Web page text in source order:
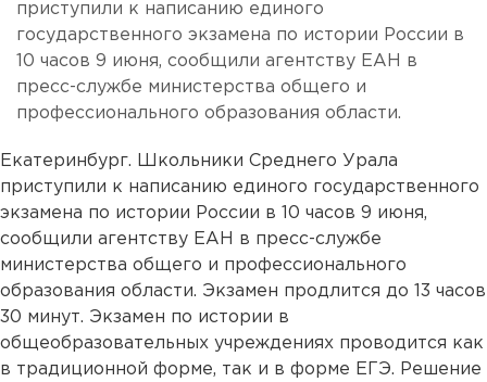
приступили к написанию единого
государственного экзамена по истории России в
10 часов 9 июня, сообщили агентству ЕАН в
пресс-службе министерства общего и
профессионального образования области.
Екатеринбург. Школьники Среднего Урала
приступили к написанию единого государственного
экзамена по истории России в 10 часов 9 июня,
сообщили агентству ЕАН в пресс-службе
министерства общего и профессионального
образования области. Экзамен продлится до 13 часов
30 минут. Экзамен по истории в
общеобразовательных учреждениях проводится как
в традиционной форме, так и в форме ЕГЭ. Решение